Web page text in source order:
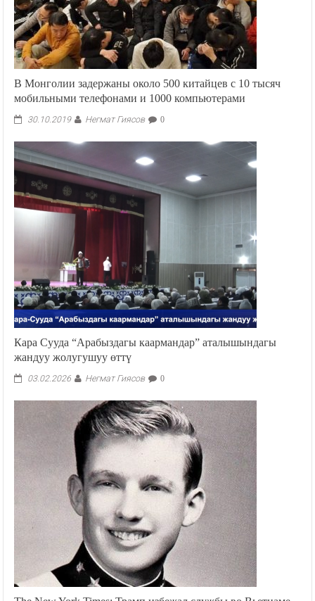
В Монголии задержаны около 500 китайцев с 10 тысяч
мобильными телефонами и 1000 компьютерами
30.10.2019 Негмат Гиясов 0
Кара Сууда “Арабыздагы каармандар” аталышындагы
жандуу жолугушуу өттү
03.02.2026 Негмат Гиясов 0